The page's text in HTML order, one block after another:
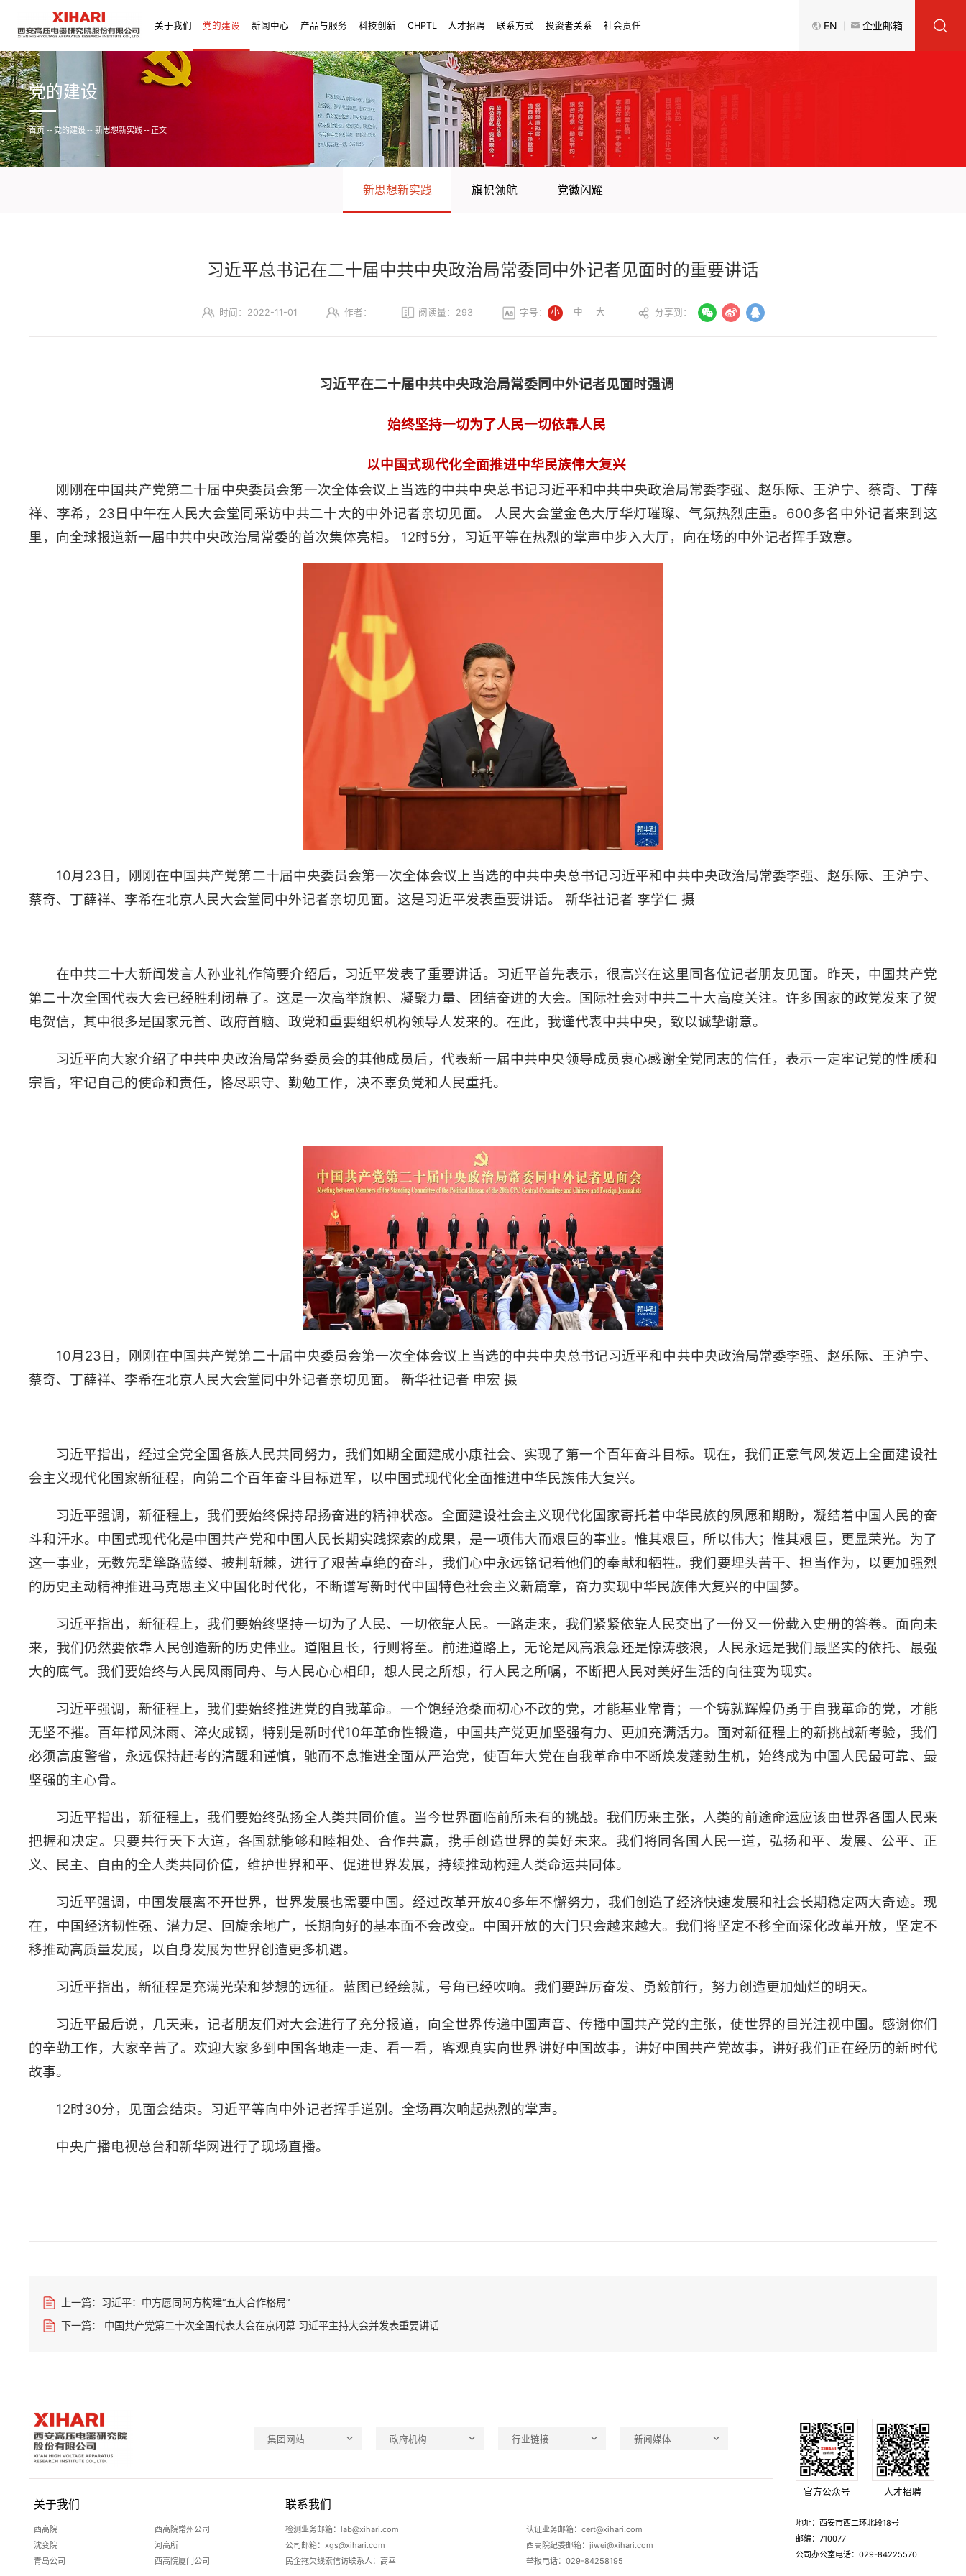
EN 企业邮箱
关于我们 党的建设 新闻中心 产品与服务 科技创新 CHPTL 人才招聘 联系方式 投资者关系 社会责任
党的建设
首页 -- 党的建设 -- 新思想新实践 -- 正文
新思想新实践 旗帜领航 党徽闪耀
习近平总书记在二十届中共中央政治局常委同中外记者见面时的重要讲话
时间：2022-11-01 作者： 阅读量： 293 字号： 小 中 大 分享到：
习近平在二十届中共中央政治局常委同中外记者见面时强调
始终坚持一切为了人民一切依靠人民
以中国式现代化全面推进中华民族伟大复兴
刚刚在中国共产党第二十届中央委员会第一次全体会议上当选的中共中央总书记习近平和中共中央政治局常委李强、赵乐际、王沪宁、蔡奇、丁薛
祥、李希，23日中午在人民大会堂同采访中共二十大的中外记者亲切见面。 人民大会堂金色大厅华灯璀璨、气氛热烈庄重。600多名中外记者来到这
里，向全球报道新一届中共中央政治局常委的首次集体亮相。 12时5分，习近平等在热烈的掌声中步入大厅，向在场的中外记者挥手致意。
10月23日，刚刚在中国共产党第二十届中央委员会第一次全体会议上当选的中共中央总书记习近平和中共中央政治局常委李强、赵乐际、王沪宁、
蔡奇、丁薛祥、李希在北京人民大会堂同中外记者亲切见面。这是习近平发表重要讲话。 新华社记者 李学仁 摄
在中共二十大新闻发言人孙业礼作简要介绍后，习近平发表了重要讲话。习近平首先表示，很高兴在这里同各位记者朋友见面。昨天，中国共产党
第二十次全国代表大会已经胜利闭幕了。这是一次高举旗帜、凝聚力量、团结奋进的大会。国际社会对中共二十大高度关注。许多国家的政党发来了贺
电贺信，其中很多是国家元首、政府首脑、政党和重要组织机构领导人发来的。在此，我谨代表中共中央，致以诚挚谢意。
习近平向大家介绍了中共中央政治局常务委员会的其他成员后，代表新一届中共中央领导成员衷心感谢全党同志的信任，表示一定牢记党的性质和
宗旨，牢记自己的使命和责任，恪尽职守、勤勉工作，决不辜负党和人民重托。
10月23日，刚刚在中国共产党第二十届中央委员会第一次全体会议上当选的中共中央总书记习近平和中共中央政治局常委李强、赵乐际、王沪宁、
蔡奇、丁薛祥、李希在北京人民大会堂同中外记者亲切见面。 新华社记者 申宏 摄
习近平指出，经过全党全国各族人民共同努力，我们如期全面建成小康社会、实现了第一个百年奋斗目标。现在，我们正意气风发迈上全面建设社
会主义现代化国家新征程，向第二个百年奋斗目标进军，以中国式现代化全面推进中华民族伟大复兴。
习近平强调，新征程上，我们要始终保持昂扬奋进的精神状态。全面建设社会主义现代化国家寄托着中华民族的夙愿和期盼，凝结着中国人民的奋
斗和汗水。中国式现代化是中国共产党和中国人民长期实践探索的成果，是一项伟大而艰巨的事业。惟其艰巨，所以伟大；惟其艰巨，更显荣光。为了
这一事业，无数先辈筚路蓝缕、披荆斩棘，进行了艰苦卓绝的奋斗，我们心中永远铭记着他们的奉献和牺牲。我们要埋头苦干、担当作为，以更加强烈
的历史主动精神推进马克思主义中国化时代化，不断谱写新时代中国特色社会主义新篇章，奋力实现中华民族伟大复兴的中国梦。
习近平指出，新征程上，我们要始终坚持一切为了人民、一切依靠人民。一路走来，我们紧紧依靠人民交出了一份又一份载入史册的答卷。面向未
来，我们仍然要依靠人民创造新的历史伟业。道阻且长，行则将至。前进道路上，无论是风高浪急还是惊涛骇浪，人民永远是我们最坚实的依托、最强
大的底气。我们要始终与人民风雨同舟、与人民心心相印，想人民之所想，行人民之所嘱，不断把人民对美好生活的向往变为现实。
习近平强调，新征程上，我们要始终推进党的自我革命。一个饱经沧桑而初心不改的党，才能基业常青；一个铸就辉煌仍勇于自我革命的党，才能
无坚不摧。百年栉风沐雨、淬火成钢，特别是新时代10年革命性锻造，中国共产党更加坚强有力、更加充满活力。面对新征程上的新挑战新考验，我们
必须高度警省，永远保持赶考的清醒和谨慎，驰而不息推进全面从严治党，使百年大党在自我革命中不断焕发蓬勃生机，始终成为中国人民最可靠、最
坚强的主心骨。
习近平指出，新征程上，我们要始终弘扬全人类共同价值。当今世界面临前所未有的挑战。我们历来主张，人类的前途命运应该由世界各国人民来
把握和决定。只要共行天下大道，各国就能够和睦相处、合作共赢，携手创造世界的美好未来。我们将同各国人民一道，弘扬和平、发展、公平、正
义、民主、自由的全人类共同价值，维护世界和平、促进世界发展，持续推动构建人类命运共同体。
习近平强调，中国发展离不开世界，世界发展也需要中国。经过改革开放40多年不懈努力，我们创造了经济快速发展和社会长期稳定两大奇迹。现
在，中国经济韧性强、潜力足、回旋余地广，长期向好的基本面不会改变。中国开放的大门只会越来越大。我们将坚定不移全面深化改革开放，坚定不
移推动高质量发展，以自身发展为世界创造更多机遇。
习近平指出，新征程是充满光荣和梦想的远征。蓝图已经绘就，号角已经吹响。我们要踔厉奋发、勇毅前行，努力创造更加灿烂的明天。
习近平最后说，几天来，记者朋友们对大会进行了充分报道，向全世界传递中国声音、传播中国共产党的主张，使世界的目光注视中国。感谢你们
的辛勤工作，大家辛苦了。欢迎大家多到中国各地走一走、看一看，客观真实向世界讲好中国故事，讲好中国共产党故事，讲好我们正在经历的新时代
故事。
12时30分，见面会结束。习近平等向中外记者挥手道别。全场再次响起热烈的掌声。
中央广播电视总台和新华网进行了现场直播。
上一篇： 习近平：中方愿同阿方构建“五大合作格局”
下一篇：
中国共产党第二十次全国代表大会在京闭幕 习近平主持大会并发表重要讲话
集团网站 政府机构 行业链接 新闻媒体
关于我们
西高院
西高院常州公司
沈变院
河高所
青岛公司
西高院厦门公司
联系我们
检测业务邮箱：lab@xihari.com
认证业务邮箱：cert@xihari.com
公司邮箱：xgs@xihari.com
西高院纪委邮箱：jiwei@xihari.com
民企拖欠线索信访联系人：高幸
举报电话：029-84258195
官方公众号 人才招聘
地址：西安市西二环北段18号
邮编：710077
公司办公室电话：029-84225570